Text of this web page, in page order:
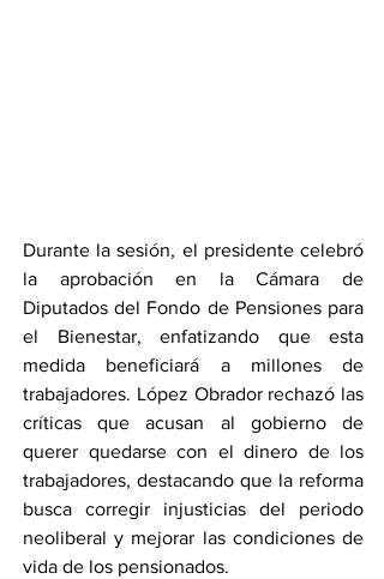
Durante la sesión, el presidente celebró
la aprobación en la Cámara de
Diputados del Fondo de Pensiones para
el Bienestar, enfatizando que esta
medida beneficiará a millones de
trabajadores. López Obrador rechazó las
críticas que acusan al gobierno de
querer quedarse con el dinero de los
trabajadores, destacando que la reforma
busca corregir injusticias del periodo
neoliberal y mejorar las condiciones de
vida de los pensionados.